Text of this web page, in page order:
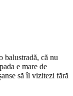
balustradă, că nu
e mare de
să îl vizitezi fără